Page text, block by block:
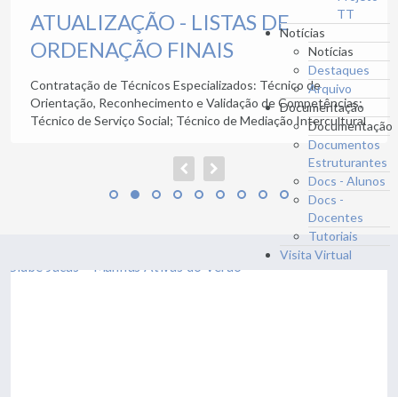
TT
Notícias
Notícias
Destaques
Arquivo
Documentação
Documentação
Documentos
Estruturantes
Docs - Alunos
Docs -
Docentes
Tutoriais
Visita Virtual
ATUALIZAÇÃO - LISTAS DE
ORDENAÇÃO FINAIS
Contratação de Técnicos Especializados: Técnico de
Orientação, Reconhecimento e Validação de Competências;
Técnico de Serviço Social; Técnico de Mediação Intercultural